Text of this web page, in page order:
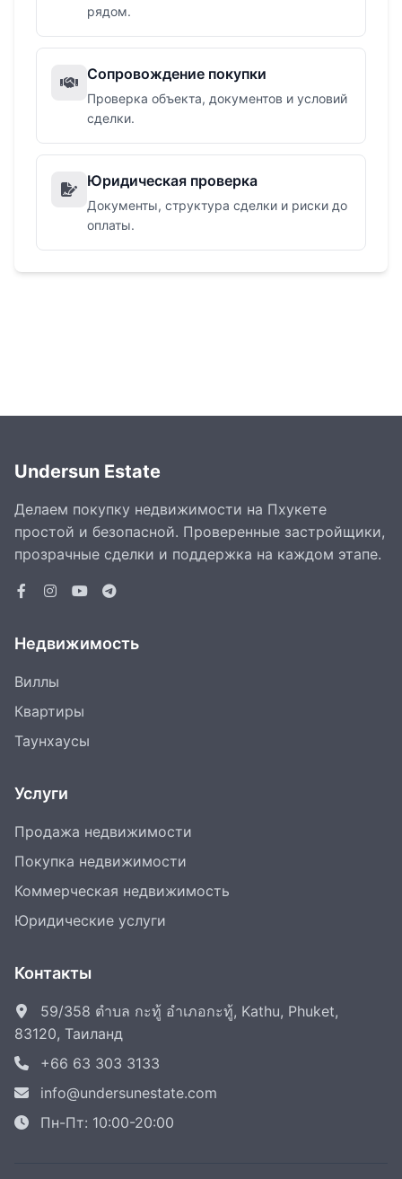
рядом.
Сопровождение покупки
Проверка объекта, документов и условий
сделки.
Юридическая проверка
Документы, структура сделки и риски до
оплаты.
Undersun Estate
Делаем покупку недвижимости на Пхукете
простой и безопасной. Проверенные застройщики,
прозрачные сделки и поддержка на каждом этапе.
Недвижимость
Виллы
Квартиры
Таунхаусы
Услуги
Продажа недвижимости
Покупка недвижимости
Коммерческая недвижимость
Юридические услуги
Контакты
59/358 ตำบล กะทู้ อำเภอกะทู้, Kathu, Phuket,
83120, Таиланд
+66 63 303 3133
info@undersunestate.com
Пн-Пт: 10:00-20:00